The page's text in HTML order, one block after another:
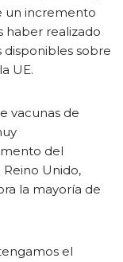
un incremento
haber realizado
disponibles sobre
UE.
vacunas de
del
Unido,
la mayoría de
el